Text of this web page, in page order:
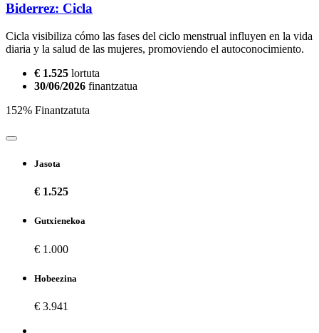
Biderrez: Cicla
Cicla visibiliza cómo las fases del ciclo menstrual influyen en la vida
diaria y la salud de las mujeres, promoviendo el autoconocimiento.
€ 1.525 lortuta
30/06/2026 finantzatua
152% Finantzatuta
Jasota
€ 1.525
Gutxienekoa
€ 1.000
Hobeezina
€ 3.941